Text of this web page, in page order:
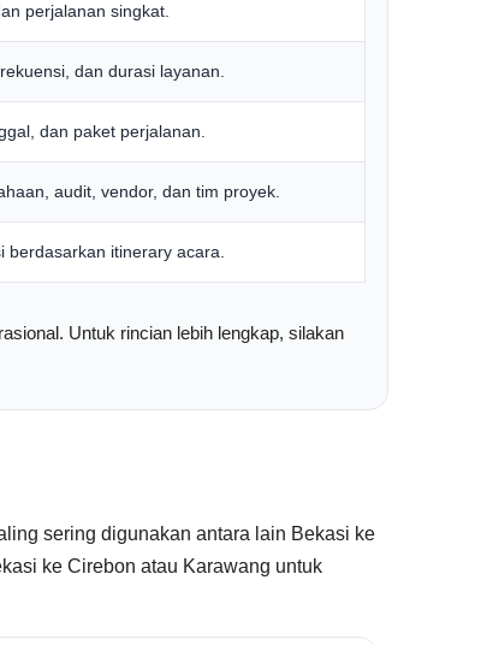
perjalanan singkat.
dan durasi layanan.
dan paket perjalanan.
audit, vendor, dan tim proyek.
berdasarkan itinerary acara.
Untuk rincian lebih lengkap, silakan
sering digunakan antara lain Bekasi ke
ke Cirebon atau Karawang untuk